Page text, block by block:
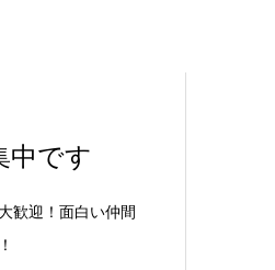
中です
歓迎！面白い仲間